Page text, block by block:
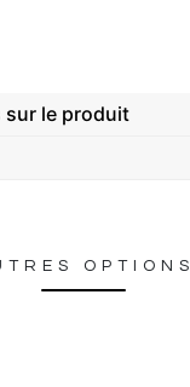
le produit
OPTIONS